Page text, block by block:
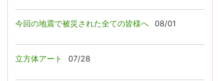
今回の地震で被災された全ての皆様へ 08/01
立方体アート 07/28